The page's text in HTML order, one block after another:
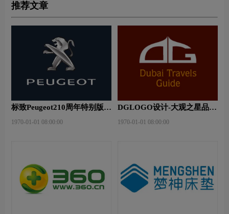
推荐文章
标致Peugeot210周年特别版新
1970-01-01 08:00:00
DGLOGO设计-大观之星品牌
1970-01-01 08:00:00